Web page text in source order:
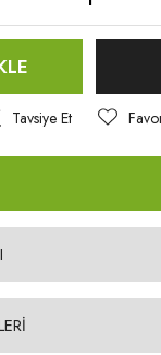
Tavsiye Et